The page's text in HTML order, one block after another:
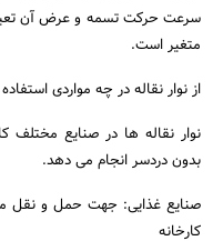
متغیر است.
از نوار نقاله در چه مواردی
نوار نقاله‌ ها در صنایع مختلف
بدون دردسر انجام می دهد.
صنایع غذایی: جهت حمل و نقل
کارخانه‌